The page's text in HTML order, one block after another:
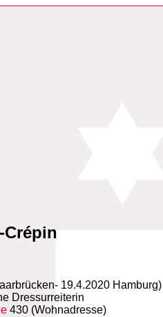
Crépin
19.4.2020 Hamburg)
Dressurreiterin
430 (Wohnadresse)